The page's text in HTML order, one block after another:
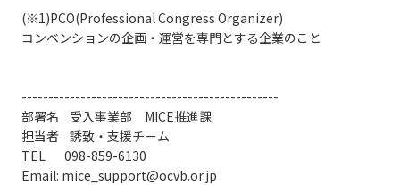
(※1)PCO(Professional Congress Organizer)
コンベンションの企画・運営を専門とする企業のこと
------------------------------------------------
部署名 受入事業部 MICE推進課
担当者 誘致・支援チーム
TEL 098-859-6130
Email: mice_support@ocvb.or.jp